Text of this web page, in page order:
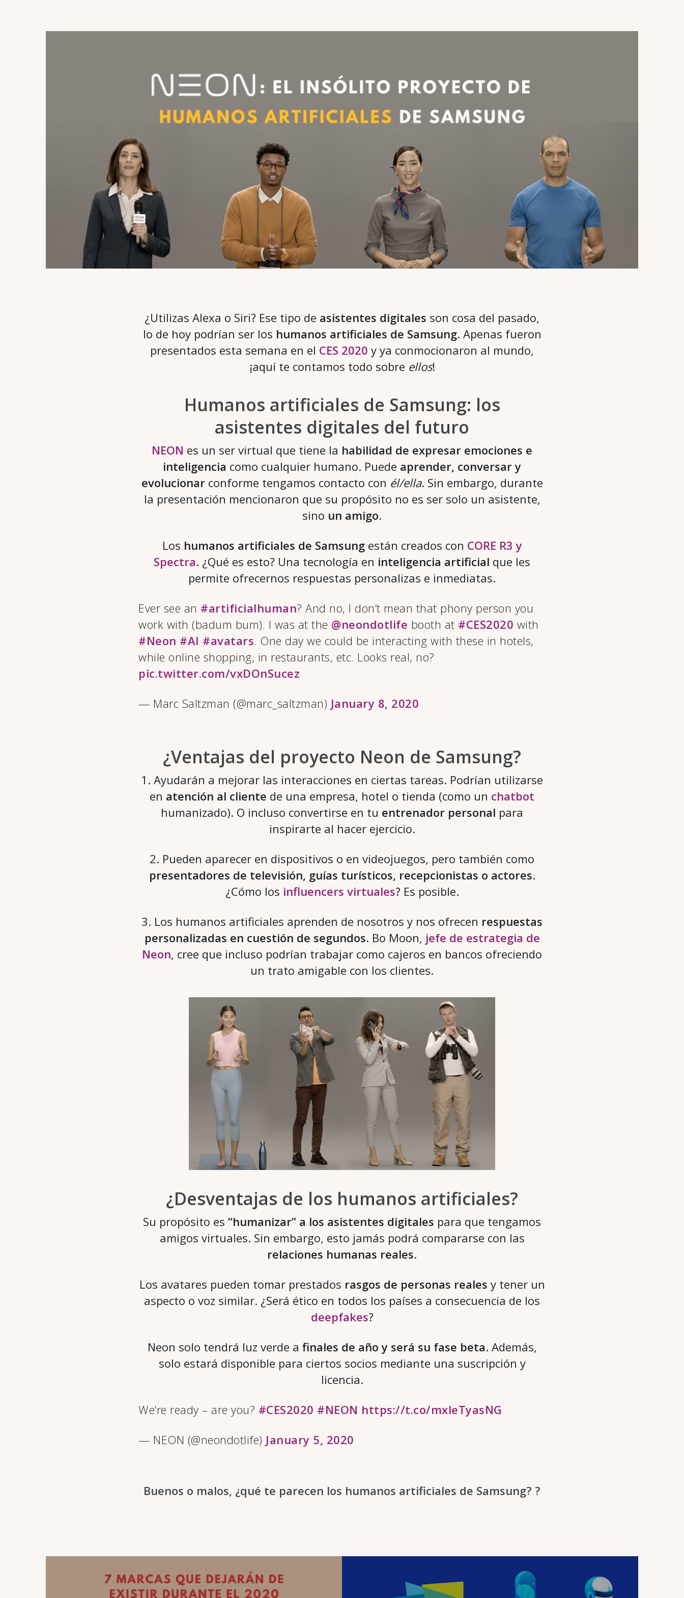
¿Utilizas Alexa o Siri? Ese tipo de asistentes digitales son cosa del pasado,
lo de hoy podrían ser los humanos artificiales de Samsung. Apenas fueron
presentados esta semana en el CES 2020 y ya conmocionaron al mundo,
¡aquí te contamos todo sobre ellos!
Humanos artificiales de Samsung: los
asistentes digitales del futuro
NEON es un ser virtual que tiene la habilidad de expresar emociones e
inteligencia como cualquier humano. Puede aprender, conversar y
evolucionarconforme tengamos contacto con él/ella. Sin embargo, durante
la presentación mencionaron que su propósito no es ser solo un asistente,
sino un amigo.
Los humanos artificiales de Samsungestán creados con CORE R3 y
Spectra. ¿Qué es esto? Una tecnología en inteligencia artificial que les
permite ofrecernos respuestas personalizas e inmediatas.
Ever see an #artificialhuman? And no, I don’t mean that phony person you
work with (badum bum). I was at the @neondotlife booth at #CES2020 with
#Neon #AI #avatars. One day we could be interacting with these in hotels,
while online shopping, in restaurants, etc. Looks real, no?
pic.twitter.com/vxDOnSucez
— Marc Saltzman (@marc_saltzman) January 8, 2020
¿Ventajas del proyecto Neon de Samsung?
1. Ayudarán a mejorar las interacciones en ciertas tareas. Podrían utilizarse
en atención al cliente de una empresa, hotel o tienda (como un chatbot
humanizado). O incluso convertirse en tu entrenador personal para
inspirarte al hacer ejercicio.
2. Pueden aparecer en dispositivos o en videojuegos, pero también como
presentadores de televisión, guías turísticos, recepcionistas o actores.
¿Cómo los influencers virtuales? Es posible.
3. Los humanos artificiales aprenden de nosotros y nos ofrecen respuestas
personalizadas en cuestión de segundos. Bo Moon, jefe de estrategia de
Neon, cree que incluso podrían trabajar como cajeros en bancos ofreciendo
un trato amigable con los clientes.
¿Desventajas de los humanos artificiales?
Su propósito es “humanizar” a los asistentes digitales para que tengamos
amigos virtuales. Sin embargo, esto jamás podrá compararse con las
relaciones humanas reales.
Los avatares pueden tomar prestados rasgos de personas reales y tener un
aspecto o voz similar. ¿Será ético en todos los países a consecuencia de los
deepfakes?
Neon solo tendrá luz verde a finales de año y será su fase beta. Además,
solo estará disponible para ciertos socios mediante una suscripción y
licencia.
We’re ready – are you? #CES2020 #NEON https://t.co/mxleTyasNG
— NEON (@neondotlife) January 5, 2020
Buenos o malos, ¿qué te parecen los humanos artificiales de Samsung? ?